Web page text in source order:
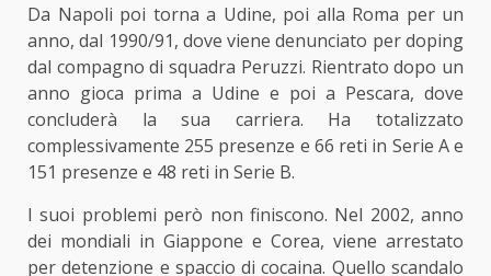
Da Napoli poi torna a Udine, poi alla Roma per un
anno, dal 1990/91, dove viene denunciato per doping
dal compagno di squadra Peruzzi. Rientrato dopo un
anno gioca prima a Udine e poi a Pescara, dove
concluderà la sua carriera. Ha totalizzato
complessivamente 255 presenze e 66 reti in Serie A e
151 presenze e 48 reti in Serie B.
I suoi problemi però non finiscono. Nel 2002, anno
dei mondiali in Giappone e Corea, viene arrestato
per detenzione e spaccio di cocaina. Quello scandalo